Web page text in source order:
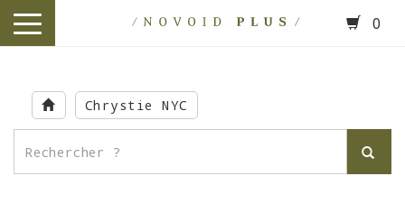
main
content
toggle
0
Chrystie NYC